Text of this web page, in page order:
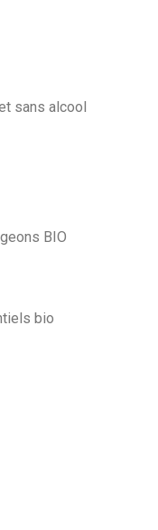
sans alcool
BIO
bio